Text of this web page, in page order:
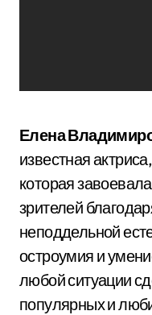
Елена
известная
которая
зрителей
неподдельной
остроумия и
любой ситуации
популярных и